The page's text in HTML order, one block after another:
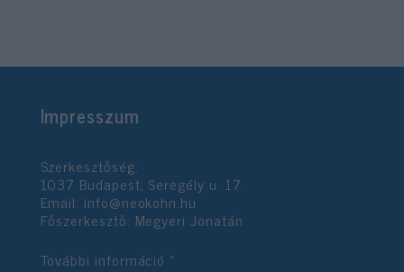
Impresszum
Szerkesztőség:
1037 Budapest, Seregély u. 17.
Email: info@neokohn.hu
Főszerkesztő: Megyeri Jonatán
További információ »